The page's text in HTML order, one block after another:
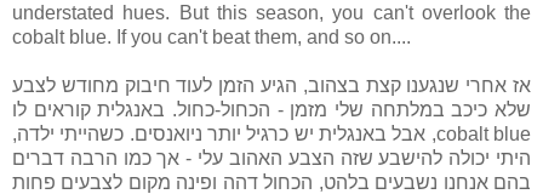
understated hues. But this season, you can't overlook the
cobalt blue. If you can't beat them, and so on....
אז אחרי שנגענו קצת בצהוב, הגיע הזמן לעוד חיבוק מחודש לצבע
שלא כיכב במלתחה שלי מזמן - הכחול-כחול. באנגלית קוראים לו
cobalt blue, אבל באנגלית יש כרגיל יותר ניואנסים. כשהייתי ילדה,
היתי יכולה להישבע שזה הצבע האהוב עלי - אך כמו הרבה דברים
בהם אנחנו נשבעים בלהט, הכחול דהה ופינה מקום לצבעים פחות